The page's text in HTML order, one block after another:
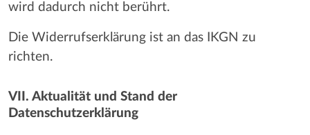
wird dadurch nicht berührt.
Die Widerrufserklärung ist an das IKGN zu
richten.
VII. Aktualität und Stand der
Datenschutzerklärung